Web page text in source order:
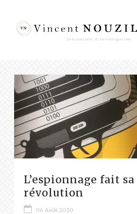
L’espionnage fait sa
révolution
06 Août 2020